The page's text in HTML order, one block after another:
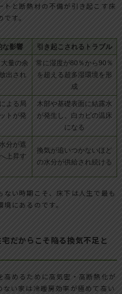
と断熱材の不備が引き起こす床
す。
な影響 引き起こされるトラブル
量の余
出され
常に湿度が80％から90％
を超える超多湿環境を形
成
よる局
トが発
木部や基礎表面に結露水
が発生し、白カビの温床
になる
分が遮
上昇す
換気が追いつかないほど
の水分が供給され続ける
ない時期こそ、床下は人生で最も
にあるのです。
だからこそ陥る換気不足と
高めるために高気密・高断熱化が
い家は冷暖房効率が極めて高い